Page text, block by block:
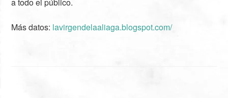
Más datos: lavirgendelaaliaga.blogspot.com/